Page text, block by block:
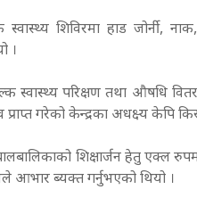
शिविरमा हाड जोर्नी,
।
परिक्षण तथा औषधि
गरेको केन्द्रका अधक्ष्य केपि
शिक्षार्जन हेतु एक्ल
आभार ब्यक्त गर्नुभएको थियो ।